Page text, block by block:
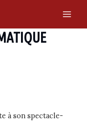
à son spectacle-